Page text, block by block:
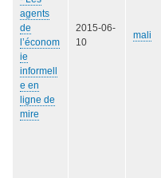
agents
de
l’économ
ie
informell
e en
ligne de
mire
2015-06-
10
mali